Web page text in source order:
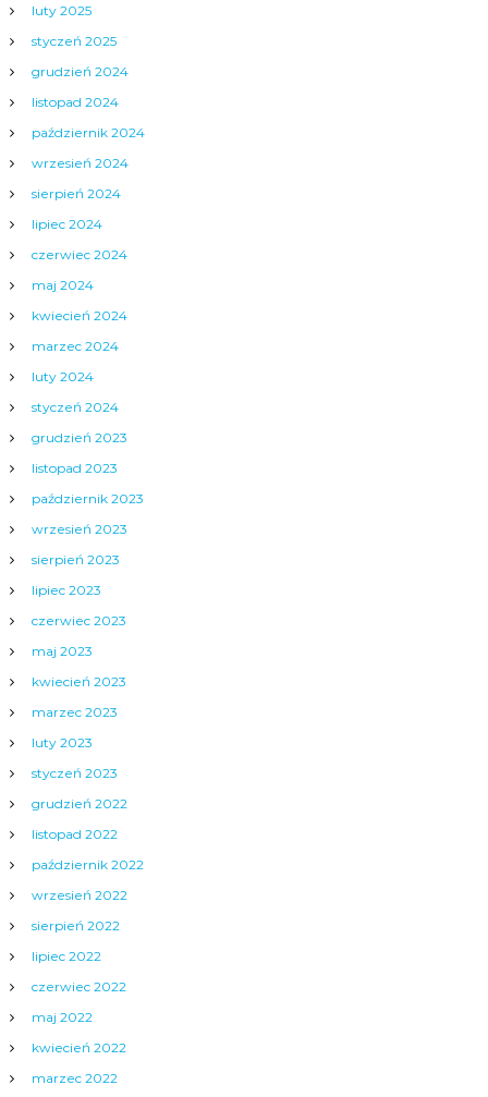
luty 2025
styczeń 2025
grudzień 2024
listopad 2024
październik 2024
wrzesień 2024
sierpień 2024
lipiec 2024
czerwiec 2024
maj 2024
kwiecień 2024
marzec 2024
luty 2024
styczeń 2024
grudzień 2023
listopad 2023
październik 2023
wrzesień 2023
sierpień 2023
lipiec 2023
czerwiec 2023
maj 2023
kwiecień 2023
marzec 2023
luty 2023
styczeń 2023
grudzień 2022
listopad 2022
październik 2022
wrzesień 2022
sierpień 2022
lipiec 2022
czerwiec 2022
maj 2022
kwiecień 2022
marzec 2022